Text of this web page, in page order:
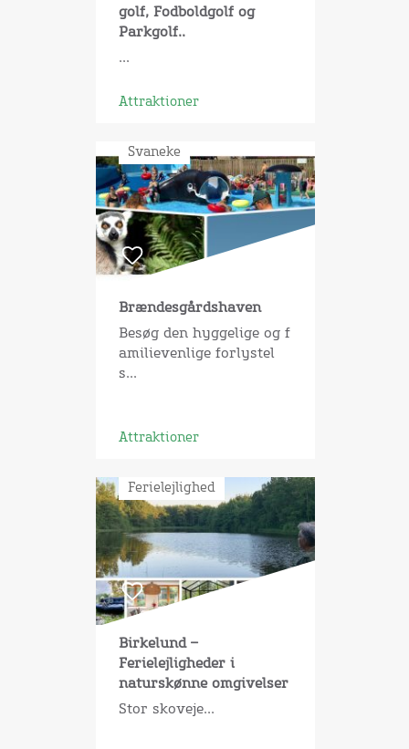
golf, Fodboldgolf og
Parkgolf..
...
Attraktioner
Svaneke
Brændesgårdshaven
Besøg den hyggelige og f
amilievenlige forlystel
s...
Attraktioner
Ferielejlighed
Birkelund –
Ferielejligheder i
naturskønne omgivelser
Stor skoveje...